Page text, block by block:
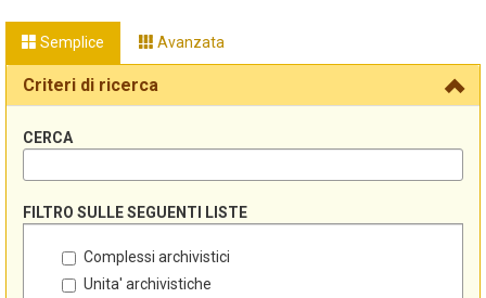
Semplice Avanzata
Criteri di ricerca
CERCA
FILTRO SULLE SEGUENTI LISTE
Complessi archivistici
Unita' archivistiche